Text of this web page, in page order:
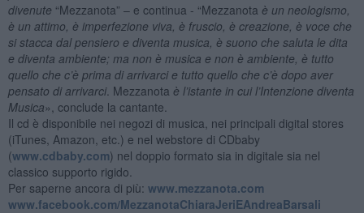
divenute “Mezzanota” – e continua - “Mezzanota è un neologismo,
è un attimo, è imperfezione viva, è fruscio, è creazione, è voce che
si stacca dal pensiero e diventa musica, è suono che saluta le dita
e diventa ambiente; ma non è musica e non è ambiente, è tutto
quello che c’è prima di arrivarci e tutto quello che c’è dopo aver
pensato di arrivarci. Mezzanota è l’istante in cui l’Intenzione diventa
Musica», conclude la cantante.
Il cd è disponibile nei negozi di musica, nei principali digital stores
(iTunes, Amazon, etc.) e nel webstore di CDbaby
(www.cdbaby.com) nel doppio formato sia in digitale sia nel
classico supporto rigido.
Per saperne ancora di più: www.mezzanota.com
www.facebook.com/MezzanotaChiaraJeriEAndreaBarsali